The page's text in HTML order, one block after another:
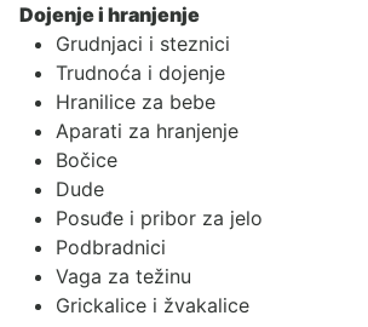
Dojenje i hranjenje
Grudnjaci i steznici
Trudnoća i dojenje
Hranilice za bebe
Aparati za hranjenje
Bočice
Dude
Posuđe i pribor za jelo
Podbradnici
Vaga za težinu
Grickalice i žvakalice